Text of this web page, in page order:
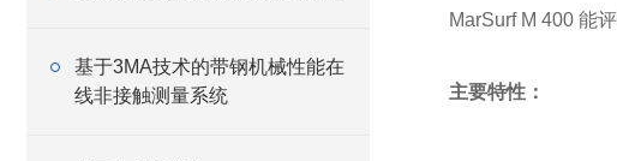
基于3MA技术的带钢机械性能在
线非接触测量系统
MarSurf M 400 能
主要特性：